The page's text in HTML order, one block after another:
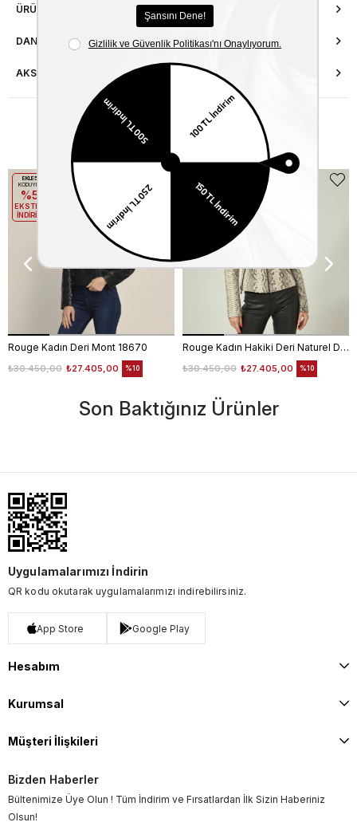
ÜRÜN ÖZELLIKLERI
DANIŞMA HATTI
AKSESUAR ONARIMI
Benzer Ürünler
Rouge Kadın Deri Mont 18670
₺27.405,00
₺30.450,00 %10
EKLE5
KODUYLA
%5
EKSTRA
İNDİRİM
Rouge Kadın Hakiki Deri Naturel Deri Mont
₺27.405,00
₺30.450,00 %10
KODUYLA
%5
EKSTRA
Son Baktığınız Ürünler
Uygulamalarımızı İndirin
QR kodu okutarak uygulamalarımızı indirebilirsiniz.
App Store Google Play
Hesabım
Kurumsal
Müşteri İlişkileri
Bizden Haberler
Bültenimize Üye Olun ! Tüm İndirim ve Fırsatlardan İlk Sizin Haberiniz
Olsun!